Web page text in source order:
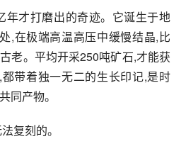
年才打磨出的奇迹。它诞生于地
,在极端高温高压中缓慢结晶,比
老。平均开采250吨矿石,才能获
带着独一无二的生长印记,是时
同产物。
复刻的。